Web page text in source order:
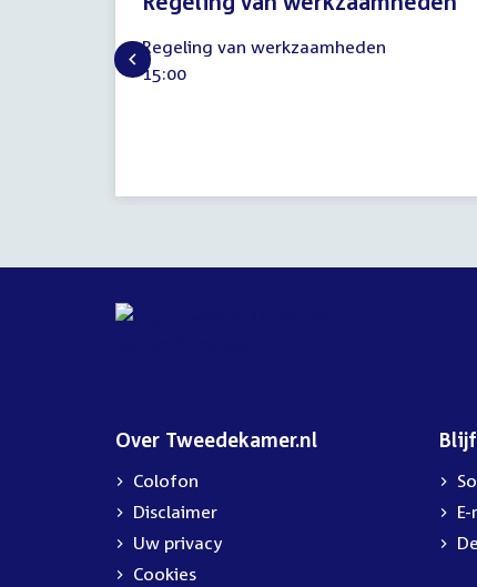
januari
2025
Regeling van werkzaamheden
Tijd
15:00
Over Tweedekamer.nl
Colofon
Disclaimer
Uw privacy
Cookies